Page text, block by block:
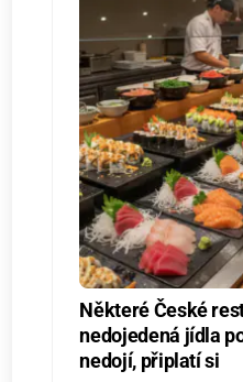
Některé České
nedojedená jídla
nedojí, připlatí si